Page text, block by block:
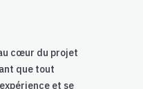
cœur du projet
que tout
et se